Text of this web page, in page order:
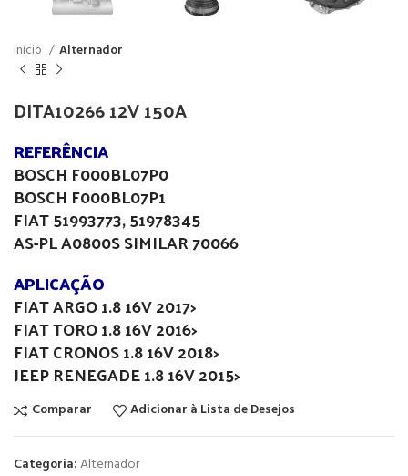
Início Alternador
DITA10266 12V 150A
REFERÊNCIA
BOSCH F000BL07P0
BOSCH F000BL07P1
FIAT 51993773, 51978345
AS-PL A0800S SIMILAR 70066
APLICAÇÃO
FIAT ARGO 1.8 16V 2017>
FIAT TORO 1.8 16V 2016>
FIAT CRONOS 1.8 16V 2018>
JEEP RENEGADE 1.8 16V 2015>
Comparar Adicionar à Lista de Desejos
Categoria:Alternador